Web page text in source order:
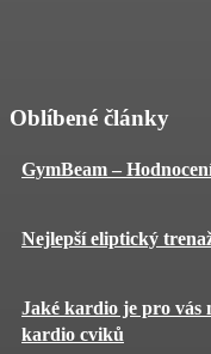
Oblíbené články
GymBeam –
Nejlepší eliptický
Jaké kardio je pro vás
kardio cviků